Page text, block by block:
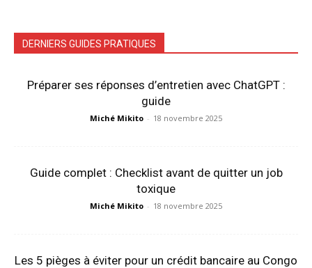
DERNIERS GUIDES PRATIQUES
Préparer ses réponses d’entretien avec ChatGPT :
guide
Miché Mikito - 18 novembre 2025
Guide complet : Checklist avant de quitter un job
toxique
Miché Mikito - 18 novembre 2025
Les 5 pièges à éviter pour un crédit bancaire au Congo